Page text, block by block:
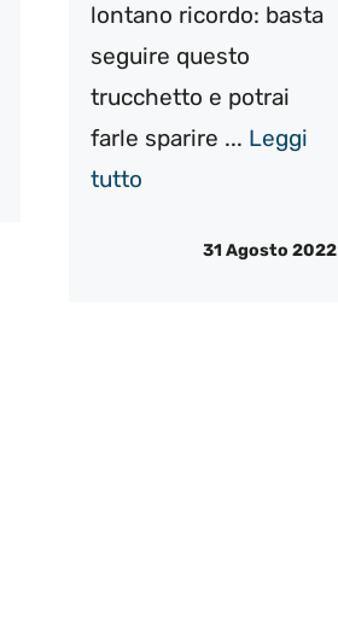
lontano ricordo: basta
seguire questo
trucchetto e potrai
farle sparire ... Leggi
tutto
31 Agosto 2022